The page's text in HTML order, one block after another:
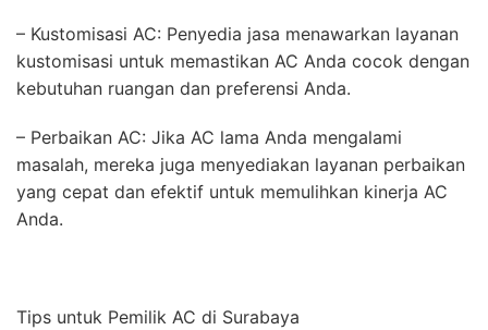
– Kustomisasi AC: Penyedia jasa menawarkan layanan
kustomisasi untuk memastikan AC Anda cocok dengan
kebutuhan ruangan dan preferensi Anda.
– Perbaikan AC: Jika AC lama Anda mengalami
masalah, mereka juga menyediakan layanan perbaikan
yang cepat dan efektif untuk memulihkan kinerja AC
Anda.
Tips untuk Pemilik AC di Surabaya